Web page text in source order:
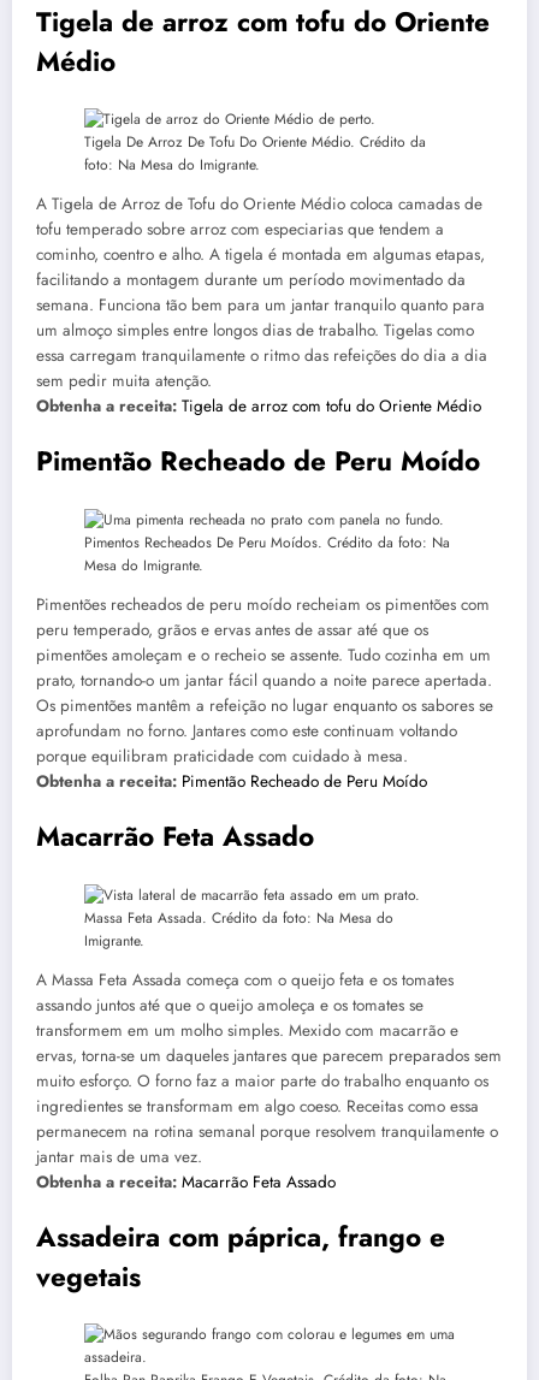
Tigela de arroz com tofu do Oriente
Médio
Tigela De Arroz De Tofu Do Oriente Médio. Crédito da
foto: Na Mesa do Imigrante.
A Tigela de Arroz de Tofu do Oriente Médio coloca camadas de
tofu temperado sobre arroz com especiarias que tendem a
cominho, coentro e alho. A tigela é montada em algumas etapas,
facilitando a montagem durante um período movimentado da
semana. Funciona tão bem para um jantar tranquilo quanto para
um almoço simples entre longos dias de trabalho. Tigelas como
essa carregam tranquilamente o ritmo das refeições do dia a dia
sem pedir muita atenção.
Obtenha a receita: Tigela de arroz com tofu do Oriente Médio
Pimentão Recheado de Peru Moído
Pimentos Recheados De Peru Moídos. Crédito da foto: Na
Mesa do Imigrante.
Pimentões recheados de peru moído recheiam os pimentões com
peru temperado, grãos e ervas antes de assar até que os
pimentões amoleçam e o recheio se assente. Tudo cozinha em um
prato, tornando-o um jantar fácil quando a noite parece apertada.
Os pimentões mantêm a refeição no lugar enquanto os sabores se
aprofundam no forno. Jantares como este continuam voltando
porque equilibram praticidade com cuidado à mesa.
Obtenha a receita: Pimentão Recheado de Peru Moído
Macarrão Feta Assado
Massa Feta Assada. Crédito da foto: Na Mesa do
Imigrante.
A Massa Feta Assada começa com o queijo feta e os tomates
assando juntos até que o queijo amoleça e os tomates se
transformem em um molho simples. Mexido com macarrão e
ervas, torna-se um daqueles jantares que parecem preparados sem
muito esforço. O forno faz a maior parte do trabalho enquanto os
ingredientes se transformam em algo coeso. Receitas como essa
permanecem na rotina semanal porque resolvem tranquilamente o
jantar mais de uma vez.
Obtenha a receita: Macarrão Feta Assado
Assadeira com páprica, frango e
vegetais